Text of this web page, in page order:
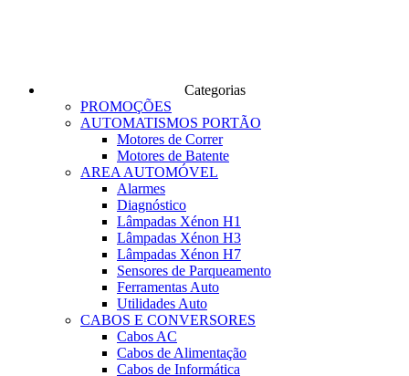
Categorias
PROMOÇÕES
AUTOMATISMOS PORTÃO
Motores de Correr
Motores de Batente
AREA AUTOMÓVEL
Alarmes
Diagnóstico
Lâmpadas Xénon H1
Lâmpadas Xénon H3
Lâmpadas Xénon H7
Sensores de Parqueamento
Ferramentas Auto
Utilidades Auto
CABOS E CONVERSORES
Cabos AC
Cabos de Alimentação
Cabos de Informática